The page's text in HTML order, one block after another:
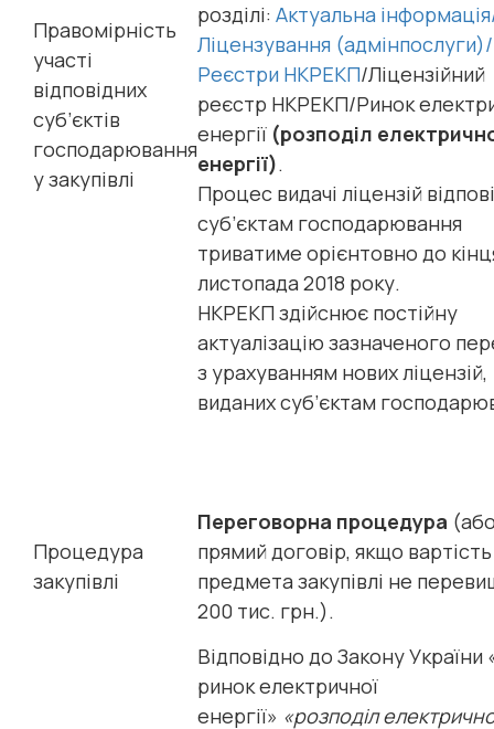
Правомірність
участі
відповідних
суб’єктів
господарювання
у закупівлі
розділі: Актуальна
Ліцензування (адмінпослуги)/
Реєстри НКРЕКП/Ліцензійний
реєстр НКРЕКП/Ринок
енергії (розподіл
енергії).
Процес видачі ліцензій
суб’єктам господарювання
триватиме орієнтовно до
листопада 2018 року.
НКРЕКП здійснює постійну
актуалізацію зазначеного
з урахуванням нових ліцензій,
виданих суб’єктам
Процедура
закупівлі
Переговорна процедура
прямий договір, якщо вартість
предмета закупівлі не
200 тис. грн.).
Відповідно до Закону України
ринок електричної
енергії» «розподіл